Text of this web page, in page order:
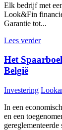
Elk bedrijf met
Look&Fin
Garantie tot...
Lees verder
Het
België
Investering
In een
en een